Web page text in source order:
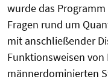
wurde das
Fragen rund um
mit anschließender
Funktionsweisen
männerdominierten